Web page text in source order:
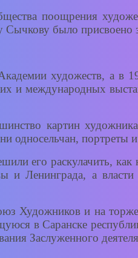
поощрения
было присвоено
художеств, а в
и международных
картин
односельчан, портреты
его раскулачить, как
и Ленинграда, а
Художников и на
в Саранске
Заслуженного